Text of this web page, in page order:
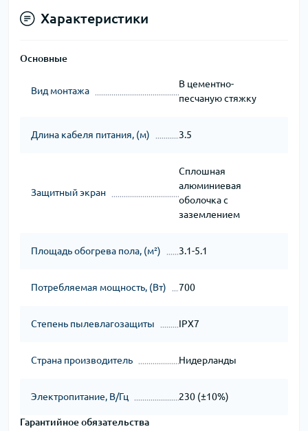
Характеристики
Основные
Вид монтажа
В цементно-
песчаную стяжку
Длина кабеля питания, (м) 3.5
Защитный экран
Сплошная
алюминиевая
оболочка с
заземлением
Площадь обогрева пола, (м²) 3.1-5.1
Потребляемая мощность, (Вт) 700
Степень пылевлагозащиты IPX7
Страна производитель Нидерланды
Электропитание, В/Гц 230 (±10%)
Гарантийное обязательства